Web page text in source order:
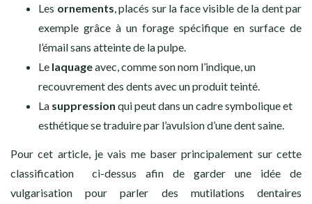
Les ornements, placés sur la face visible de la dent par
exemple grâce à un forage spécifique en surface de
l’émail sans atteinte de la pulpe.
Le laquageavec, comme son nom l’indique, un
recouvrement des dents avec un produit teinté.
La suppression qui peut dans un cadre symbolique et
esthétique se traduire par l’avulsion d’une dent saine.
Pour cet article, je vais me baser principalement sur cette
classification ci-dessus afin de garder une idée de
vulgarisation pour parler des mutilations dentaires